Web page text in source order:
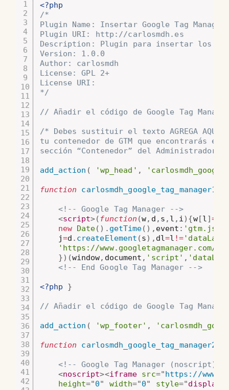
<?php
/*
Plugin Name: Insertar Google Tag Manager
Plugin URI: http://carlosmdh.es
Description: Plugin para insertar los
Version: 1.0.0
Author: carlosmdh
License: GPL 2+
License URI:
*/
// Añadir el código de Google Tag
/* Debes sustituir el texto AGREGA AQUÍ
tu contenedor de GTM que encontrarás
sección “Contenedor” del Administrador
add_action ( 'wp_head' ,
function carlosmdh_google_tag_manager1
<!-- Google Tag Manager -->
<script>( function (w, d , s , l , i) {w[l]=
new Date( ) . getTime( ) , event : 'gtm.js'
	j
=d . createElement (s) , dl=l !=
'https://www.googletagmanager.com/
}) (window, document , 'script' ,
<!-- End Google Tag Manager -->
<?php }
// Añadir el código de Google Tag
add_action ( 'wp_footer' ,
function carlosmdh_google_tag_manager2
<!-- Google Tag Manager (noscript)
<noscript><iframe src="https://
height="0" width="0" style="display